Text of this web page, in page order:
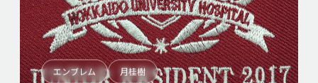
エンブレム 月桂樹